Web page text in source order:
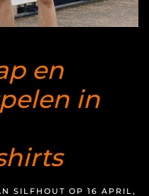
en
in
SILFHOUT OP 16 APRIL,